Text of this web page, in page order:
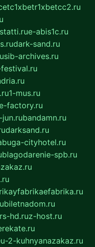
e-abis1c.ru
dark-sand.ru
sib-archives.ru
1-mus.ru
factory.ru
bandamn.ru
darksand.ru
cityhotel.ru
blagodarenie-spb.ru
biletnadom.ru
hd.ruz-host.ru
2-kuhnyanazakaz.ru